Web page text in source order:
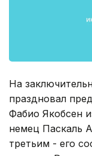
На
праздновал
Фабио Якобсен
немец Паскаль
третьим - его